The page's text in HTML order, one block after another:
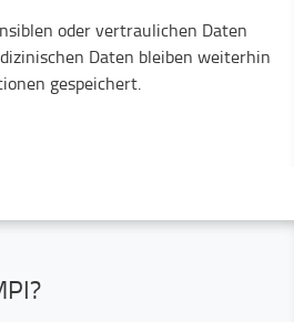
oder vertraulichen Daten
Daten bleiben weiterhin
gespeichert.